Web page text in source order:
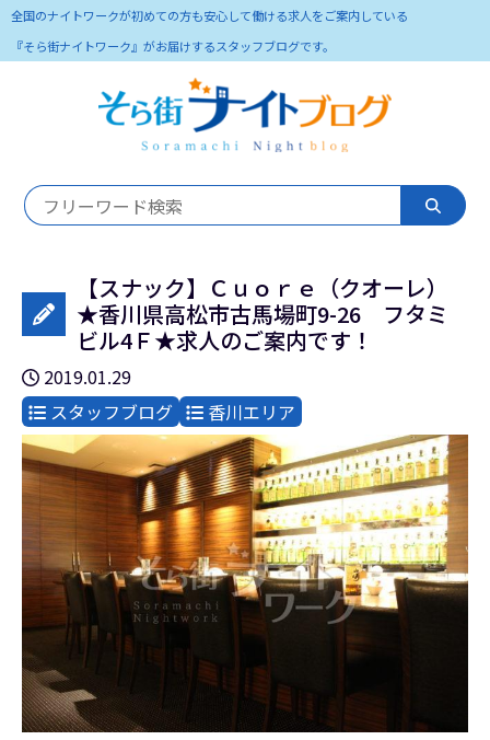
全国のナイトワークが初めての方も安心して働ける求人をご案内している
『そら街ナイトワーク』がお届けするスタッフブログです。
【スナック】Ｃｕｏｒｅ（クオーレ）
★香川県高松市古馬場町9-26 フタミ
ビル4Ｆ★求人のご案内です！
2019.01.29
スタッフブログ
香川エリア